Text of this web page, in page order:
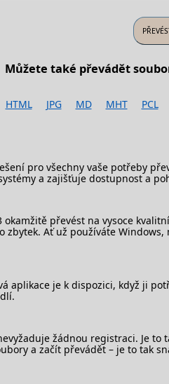
Můžete také převádět
HTML JPG MD MHT PCL
pro všechny vaše potřeby
a zajišťuje dostupnost a
převést na vysoce
Ať už používáte
aplikace je k dispozici, když ji
žádnou registraci. Je
a začít převádět – je to tak